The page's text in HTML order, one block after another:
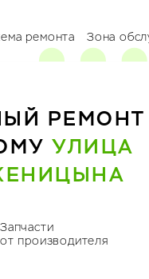
ремонта Зона
РЕМОНТ
УЛИЦА
Запчасти
от производителя